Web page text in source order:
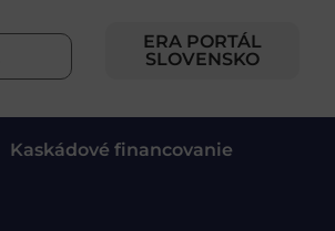
ERA PORTÁL
SLOVENSKO
Kaskádové financovanie